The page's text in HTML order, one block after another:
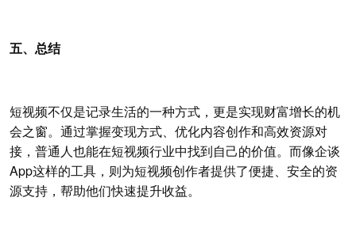
五、总结
短视频不仅是记录生活的一种方式，更是实现财富增长的机
会之窗。通过掌握变现方式、优化内容创作和高效资源对
接，普通人也能在短视频行业中找到自己的价值。而像企谈
App这样的工具，则为短视频创作者提供了便捷、安全的资
源支持，帮助他们快速提升收益。